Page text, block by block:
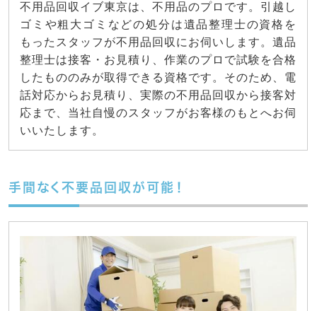
不用品回収イブ東京は、不用品のプロです。引越し
ゴミや粗大ゴミなどの処分は遺品整理士の資格を
もったスタッフが不用品回収にお伺いします。遺品
整理士は接客・お見積り、作業のプロで試験を合格
したもののみが取得できる資格です。そのため、電
話対応からお見積り、実際の不用品回収から接客対
応まで、当社自慢のスタッフがお客様のもとへお伺
いいたします。
手間なく不要品回収が可能！